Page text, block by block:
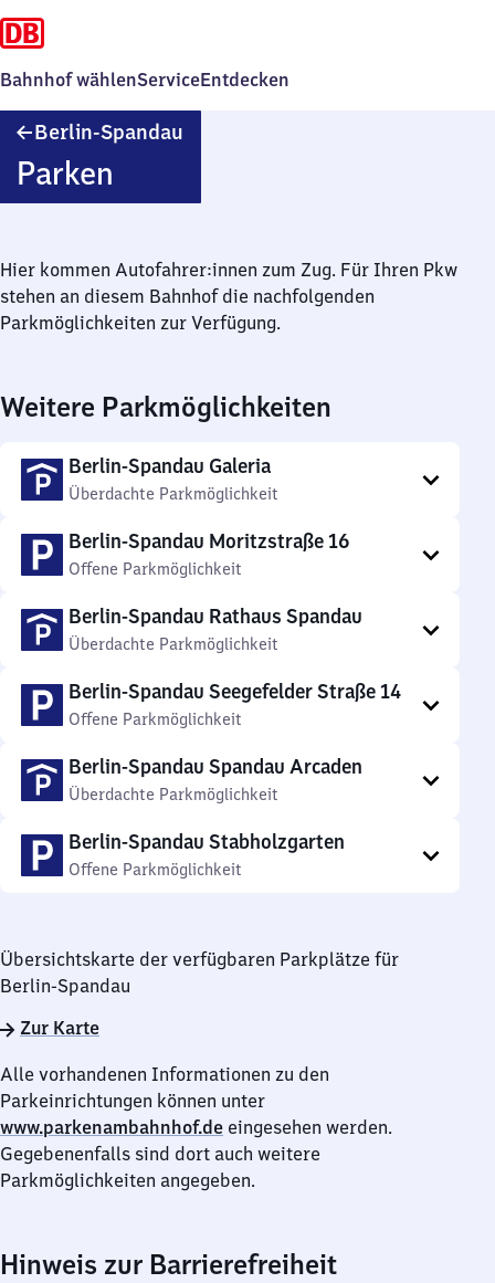
Bahnhof wählenServiceEntdecken
Berlin-Spandau
Parken
Hier kommen Autofahrer:innen zum Zug. Für Ihren Pkw
stehen an diesem Bahnhof die nachfolgenden
Parkmöglichkeiten zur Verfügung.
Weitere Parkmöglichkeiten
Berlin-Spandau Galeria
Überdachte Parkmöglichkeit
Berlin-Spandau Moritzstraße 16
Offene Parkmöglichkeit
Berlin-Spandau Rathaus Spandau
Überdachte Parkmöglichkeit
Berlin-Spandau Seegefelder Straße 14
Offene Parkmöglichkeit
Berlin-Spandau Spandau Arcaden
Überdachte Parkmöglichkeit
Berlin-Spandau Stabholzgarten
Offene Parkmöglichkeit
Übersichtskarte der verfügbaren Parkplätze für
Berlin-Spandau
Zur Karte
Alle vorhandenen Informationen zu den
Parkeinrichtungen können unter
www.parkenambahnhof.de eingesehen werden.
Gegebenenfalls sind dort auch weitere
Parkmöglichkeiten angegeben.
Hinweis zur Barrierefreiheit